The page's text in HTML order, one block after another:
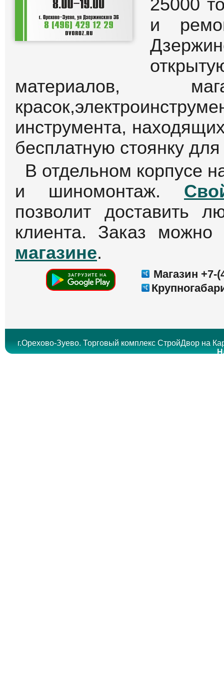
25000
и
материалов,
инструмента,
бесплатную стоянку
В отдельном корпусе
и шиномонтаж.
позволит доставить
клиента. Заказ
магазине.
Магазин +7-
г.Орехово-Зуево. Торговый комплекс СтройДвор на